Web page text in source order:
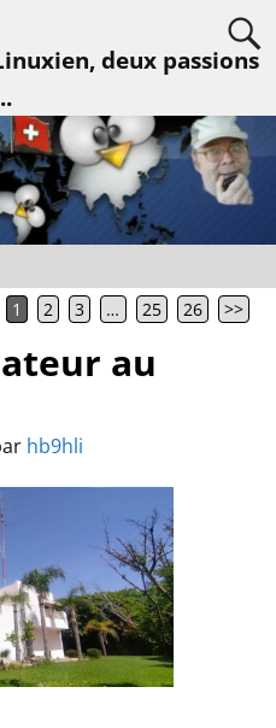
deux passions
1 2 3 … 25 26 >>
au
hb9hli